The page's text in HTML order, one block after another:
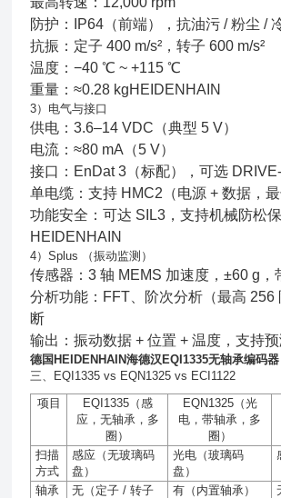
防护：IP64（前端），抗油污 / 粉尘 /
抗振：定子 400 m/s²，转子 600 m/s²
温度：−40 ℃ ~ +115 ℃
重量：≈0.28 kgHEIDENHAIN
3）电气与接口
供电：3.6–14 VDC（典型 5 V）
电流：≈80 mA（5 V）
接口：EnDat 3（标配），可选
单电缆：支持 HMC2（电源 + 数据，最
功能安全：可达 SIL3，支持机械防松
HEIDENHAIN
4）Splus （振动监测）
传感器：3 轴 MEMS 加速度，±60 g，
分析功能：FFT、阶次分析（最高 256
断
输出：振动数据 + 位置 + 温度，支持
德国HEIDENHAIN海德汉EQI1335无轴承编码器
三、EQI1335 vs EQN1325 vs ECI1122
项目
EQI1335（感
应，无轴承，多
圈）
EQN1325（光
电，带轴承，多
圈）
扫描
方式
感应（无玻璃码
盘）
光电（玻璃码
盘）
轴承 无（定子 /转子
有（内置轴承）